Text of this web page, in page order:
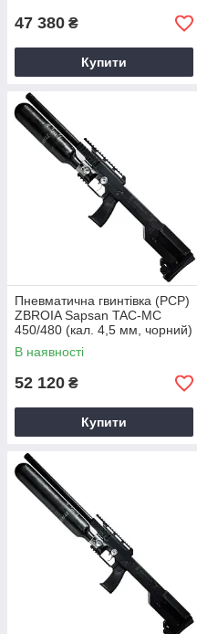
47 380 ₴
Купити
Пневматична гвинтівка (PCP)
ZBROIA Sapsan TAC-MC
450/480 (кал. 4,5 мм, чорний)
В наявності
52 120 ₴
Купити